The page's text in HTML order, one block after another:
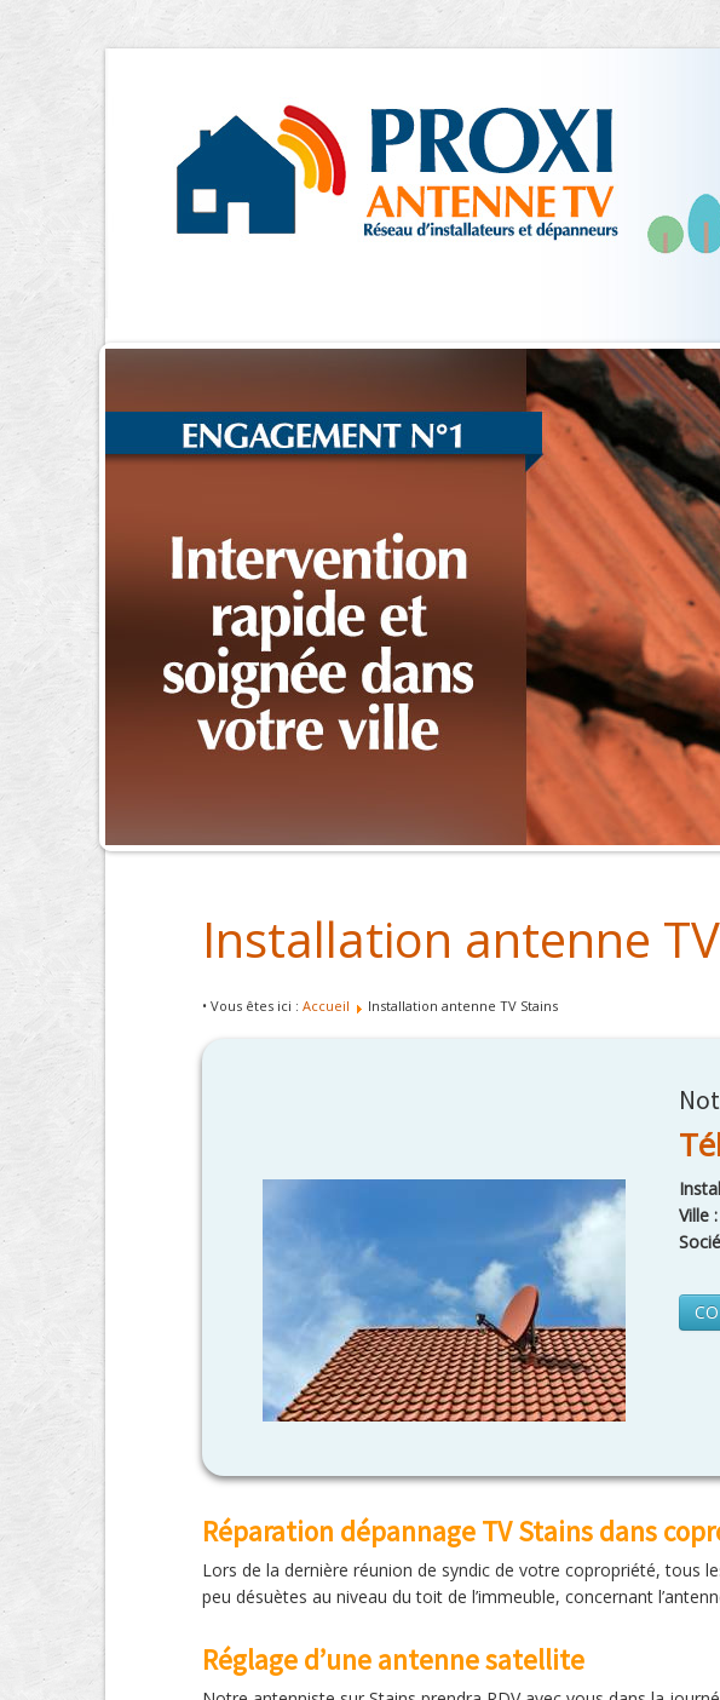
Installation antenne
• Vous êtes ici : Accueil Installation antenne TV Stains
Ville :
Réparation dépannage TV Stains dans
Lors de la dernière réunion de syndic de votre copropriété, tous
peu désuètes au niveau du toit de l’immeuble, concernant
Réglage d’une antenne satellite